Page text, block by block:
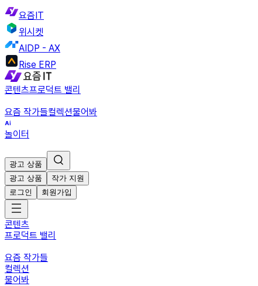
요즘IT
위시켓
AIDP - AX
Rise ERP
콘텐츠프로덕트 밸리
요즘 작가들컬렉션물어봐
놀이터
광고 상품
광고 상품
작가 지원
로그인
회원가입
콘텐츠
프로덕트 밸리
요즘 작가들
컬렉션
물어봐